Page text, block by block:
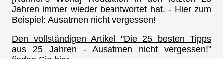
Jahren immer wieder beantwortet hat. - Hier zum
Beispiel: Ausatmen nicht vergessen!
Den vollständigen Artikel "Die 25 besten Tipps
aus 25 Jahren - Ausatmen nicht vergessen!"